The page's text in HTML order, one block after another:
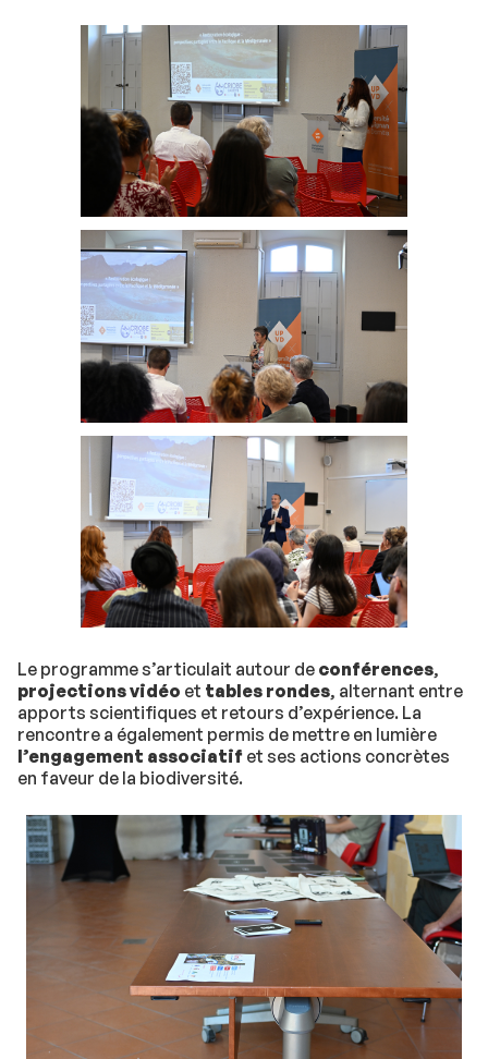
Le programme s’articulait autour de conférences,
projections vidéo et tables rondes, alternant entre
apports scientifiques et retours d’expérience. La
rencontre a également permis de mettre en lumière
l’engagement associatif et ses actions concrètes
en faveur de la biodiversité.